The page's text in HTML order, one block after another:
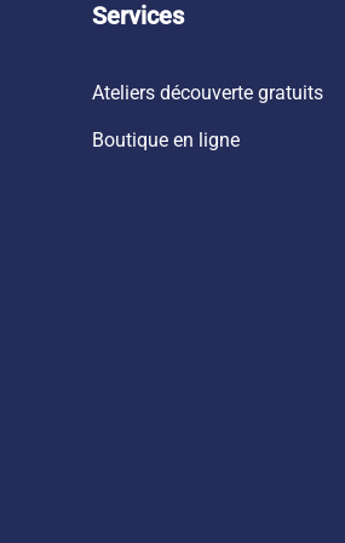
Services
Ateliers découverte gratuits
Boutique en ligne